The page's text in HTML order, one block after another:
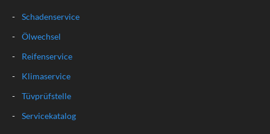
Schadenservice
Ölwechsel
Reifenservice
Klimaservice
Tüvprüfstelle
Servicekatalog